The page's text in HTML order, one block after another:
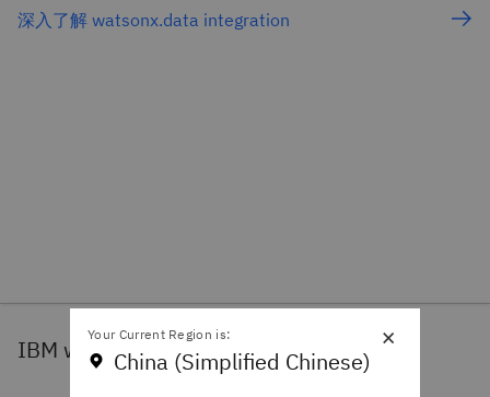
深入了解 watsonx.data integration
IBM watsonx.data intelligence ×
Your Current Region is:
China (Simplified Chinese)